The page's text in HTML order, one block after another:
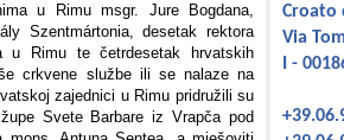
u Rimu msgr. Jure Bogdana,
Szentmártonia, desetak rektora
u Rimu te četrdesetak hrvatskih
crkvene službe ili se nalaze na
zajednici u Rimu pridružili su
Svete Barbare iz Vrapča pod
Croato
Via
I -